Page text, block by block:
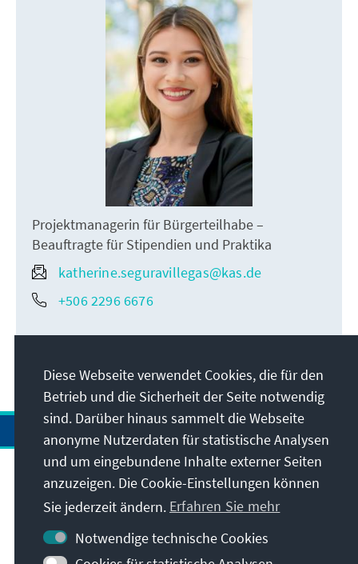
Projektmanagerin für Bürgerteilhabe –
Beauftragte für Stipendien und Praktika
katherine.seguravillegas@kas.de
+506 2296 6676
Anschrift
Kontakt
Diese Webseite verwendet Cookies, die für den
Betrieb und die Sicherheit der Seite notwendig
sind. Darüber hinaus sammelt die Webseite
anonyme Nutzerdaten für statistische Analysen
und um eingebundene Inhalte externer Seiten
anzuzeigen. Die Cookie-Einstellungen können
Sie jederzeit ändern. Erfahren Sie mehr
Notwendige technische Cookies